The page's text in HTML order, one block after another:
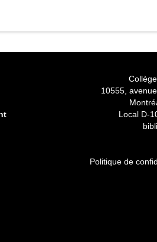
10555,
Local D-
Politique de